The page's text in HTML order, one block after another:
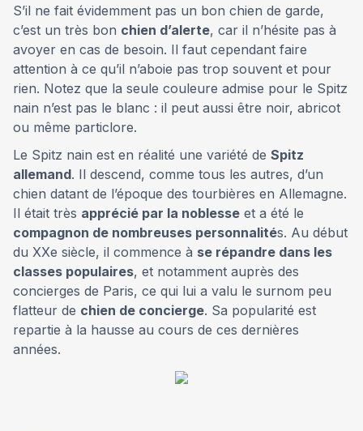
S’il ne fait évidemment pas un bon chien de garde,
c’est un très bon chien d’alerte, car il n’hésite pas à
avoyer en cas de besoin. Il faut cependant faire
attention à ce qu’il n’aboie pas trop souvent et pour
rien. Notez que la seule couleure admise pour le Spitz
nain n’est pas le blanc : il peut aussi être noir, abricot
ou même particlore.
Le Spitz nain est en réalité une variété de Spitz
allemand. Il descend, comme tous les autres, d’un
chien datant de l’époque des tourbières en Allemagne.
Il était très apprécié par la noblesse et a été le
compagnon de nombreuses personnalités. Au début
du XXe siècle, il commence à se répandre dans les
classes populaires, et notamment auprès des
concierges de Paris, ce qui lui a valu le surnom peu
flatteur de chien de concierge. Sa popularité est
repartie à la hausse au cours de ces dernières
années.